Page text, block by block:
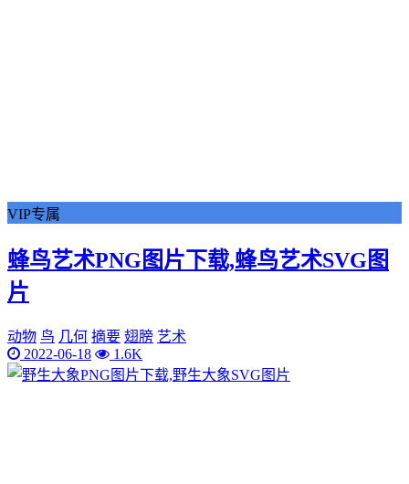
VIP专属
蜂鸟艺术PNG图片下载,蜂鸟艺术SVG图
片
动物 鸟 几何 摘要 翅膀 艺术
2022-06-18
1.6K